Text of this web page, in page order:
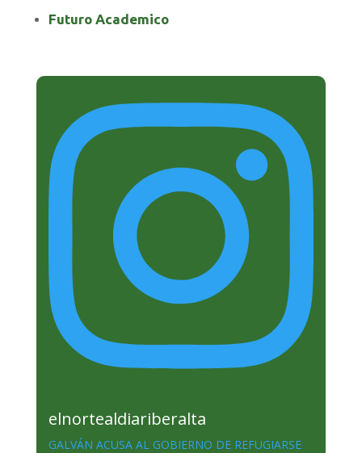
Futuro Academico
elnortealdiariberalta
GALVÁN ACUSA AL GOBIERNO DE REFUGIARSE